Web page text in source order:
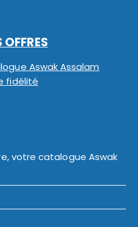
OFFRES
Aswak Assalam
fidélité
votre catalogue Aswak